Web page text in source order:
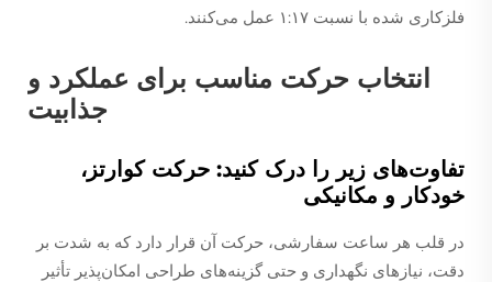
فلزکاری شده با نسبت ۱:۱۷ عمل می‌کنند.
انتخاب حرکت مناسب برای عملکرد و
جذابیت
تفاوت‌های زیر را درک کنید: حرکت کوارتز،
خودکار و مکانیکی
در قلب هر ساعت سفارشی، حرکت آن قرار دارد که به شدت بر
دقت، نیازهای نگهداری و حتی گزینه‌های طراحی امکان‌پذیر تأثیر